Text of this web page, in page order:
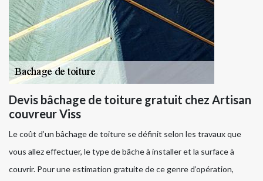
Devis bâchage de toiture gratuit chez Artisan
couvreur Viss
Le coût d’un bâchage de toiture se définit selon les travaux que
vous allez effectuer, le type de bâche à installer et la surface à
couvrir. Pour une estimation gratuite de ce genre d’opération,